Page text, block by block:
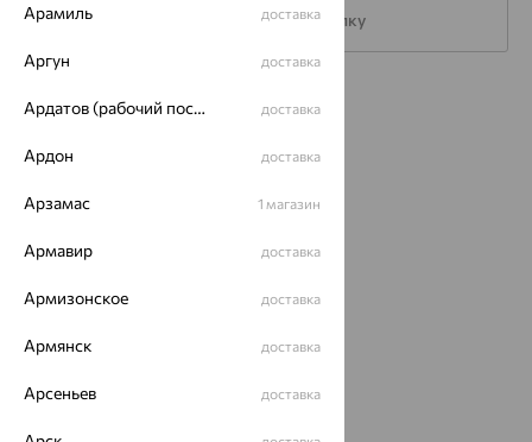
Подписаться на рассылку
Каталог
Акции
Магазины
ул. Зегеля, 27/2
8 (800) 250-02-30
Арамиль доставка
Аргун доставка
Ардатов (рабочий поселок) доставка
Ардон доставка
Арзамас 1 магазин
Армавир доставка
Армизонское доставка
Армянск доставка
Арсеньев доставка